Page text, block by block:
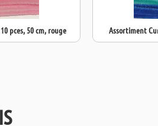
pces, 50 cm, rouge Assortiment